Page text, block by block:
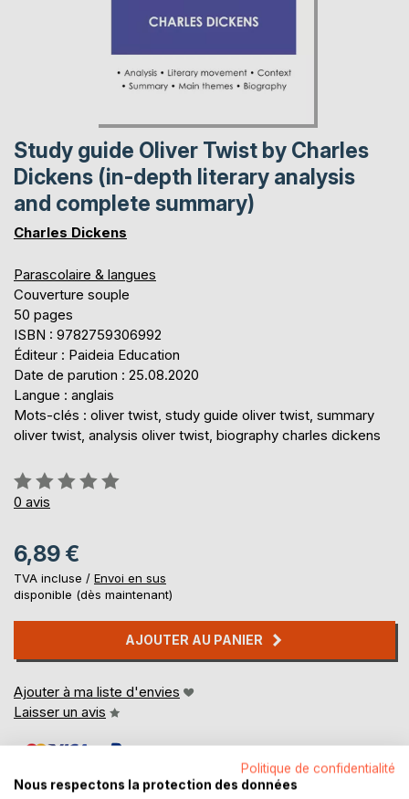
Study guide Oliver Twist by Charles
Dickens (in-depth literary analysis
and complete summary)
Charles Dickens
Parascolaire & langues
Couverture souple
50 pages
ISBN : 9782759306992
Éditeur : Paideia Education
Date de parution : 25.08.2020
Langue : anglais
Mots-clés : oliver twist, study guide oliver twist, summary
oliver twist, analysis oliver twist, biography charles dickens
Évaluation:
0%
0 avis
6,89 €
TVA incluse / Envoi en sus
disponible (dès maintenant)
AJOUTER AU PANIER
Ajouter à ma liste d'envies
Laisser un avis
Politique de confidentialité
Nous respectons la protection des données